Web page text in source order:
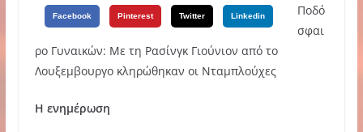
Facebook Pinterest Twitter Linkedin
Ποδό
σφαι
ρο Γυναικών: Με τη Ρασίνγκ Γιούνιον από το
Λουξεμβουργο κληρώθηκαν οι Νταμπλούχες
Η ενημέρωση